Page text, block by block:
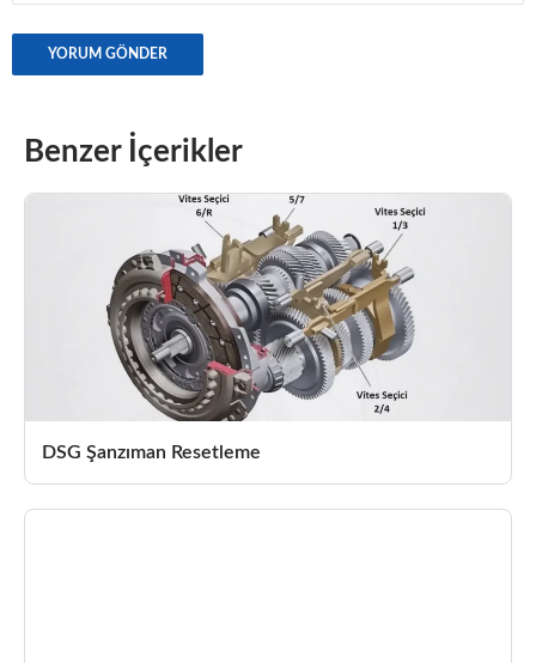
Benzer İçerikler
DSG Şanzıman Resetleme